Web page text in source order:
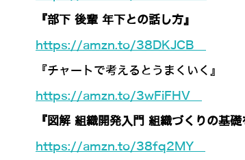
『部下 後輩 年下との話し方』
https://amzn.to/38DKJCB
『チャートで考えるとうまくいく』
https://amzn.to/3wFiFHV
『図解 組織開発入門 組織づくりの基
https://amzn.to/38fq2MY